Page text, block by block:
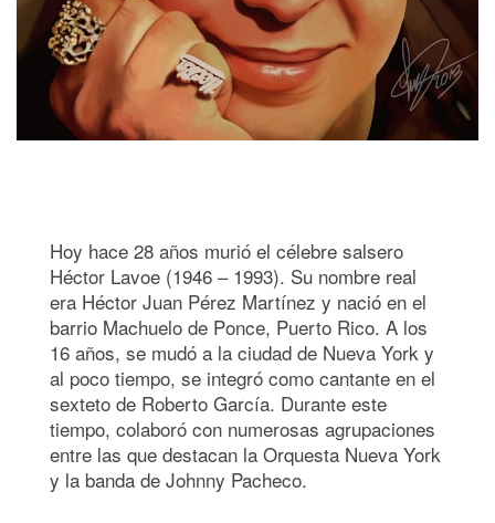
Hoy hace 28 años murió el célebre salsero
Héctor Lavoe (1946 – 1993). Su nombre real
era Héctor Juan Pérez Martínez y nació en el
barrio Machuelo de Ponce, Puerto Rico. A los
16 años, se mudó a la ciudad de Nueva York y
al poco tiempo, se integró como cantante en el
sexteto de Roberto García. Durante este
tiempo, colaboró con numerosas agrupaciones
entre las que destacan la Orquesta Nueva York
y la banda de Johnny Pacheco.